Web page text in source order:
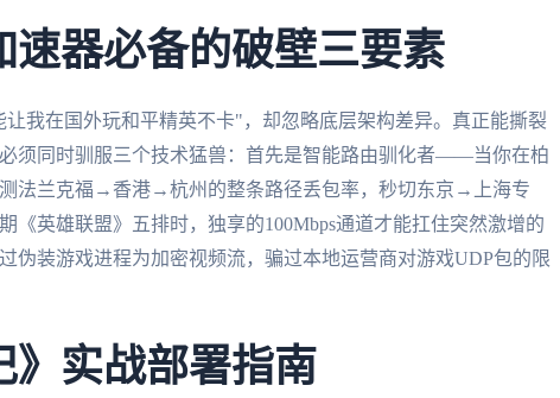
速器必备的破壁三要素
我在国外玩和平精英不卡"，却忽略底层架构差异。真正能撕裂
须同时驯服三个技术猛兽：首先是智能路由驯化者——当你在柏
法兰克福→香港→杭州的整条路径丢包率，秒切东京→上海专
《英雄联盟》五排时，独享的100Mbps通道才能扛住突然激增的
伪装游戏进程为加密视频流，骗过本地运营商对游戏UDP包的限
》实战部署指南